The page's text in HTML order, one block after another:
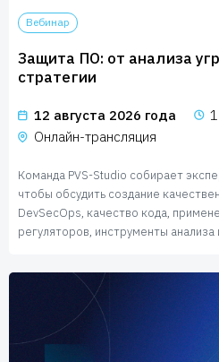
Пресс-центр
Новости
Мероприятия
Экспертиза
Пресс-кит
Пользователям
Вебинар
Защита ПО: от анализа
стратегии
12 августа 2026 года
Онлайн-трансляция
Команда PVS-Studio собирает
чтобы обсудить создание
DevSecOps, качество кода,
регуляторов, инструменты